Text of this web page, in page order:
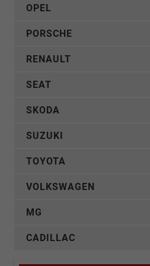
OPEL
PORSCHE
RENAULT
SEAT
SKODA
SUZUKI
TOYOTA
VOLKSWAGEN
MG
CADILLAC